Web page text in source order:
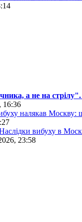
а не на стрілу".
налякав Москву:
вибуху в
23:58